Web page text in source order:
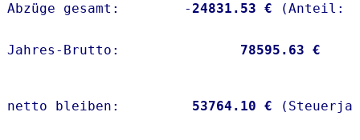
Abzüge gesamt:        -24831.53 €
Jahres-Brutto: 78595.63 €
netto bleiben: 53764.10 €